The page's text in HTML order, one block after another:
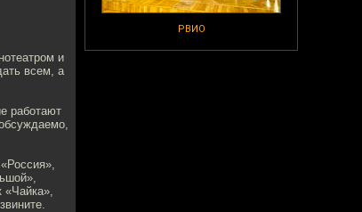
РВИО
и
всем, а
работают
«Чайка»,